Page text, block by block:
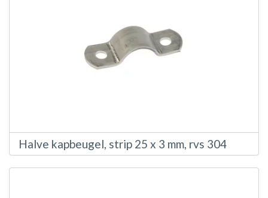
Halve kapbeugel, strip 25 x 3 mm, rvs 304